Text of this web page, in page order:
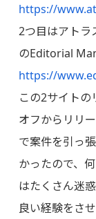
https://
2つ目はアトラ
のEditorial
https://
この2サイト
オフからリリ
で案件を引っ
かったので、
はたくさん迷
良い経験をさ